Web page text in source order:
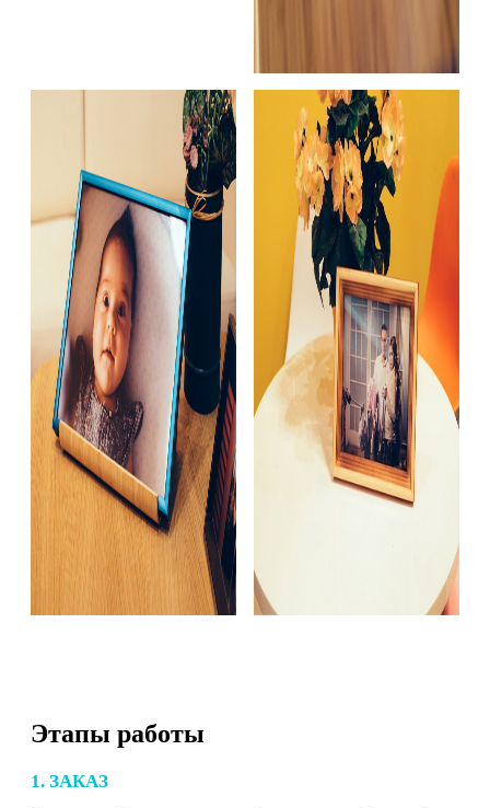
Этапы работы
1. ЗАКАЗ